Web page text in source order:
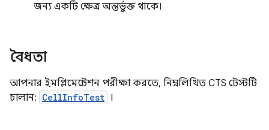
জন্য একটি ক্ষেত্র অন্তর্ভুক্ত থাকে।
বৈধতা
আপনার ইমপ্লিমেন্টেশন পরীক্ষা করতে, নিম্নলিখিত CTS টেস্টটি
চালান: CellInfoTest ।